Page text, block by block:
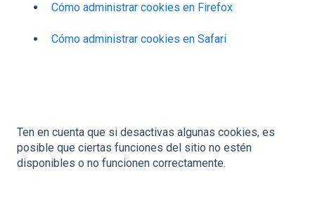
Cómo administrar cookies en Firefox
Cómo administrar cookies en Safari
Ten en cuenta que si desactivas algunas cookies, es
posible que ciertas funciones del sitio no estén
disponibles o no funcionen correctamente.